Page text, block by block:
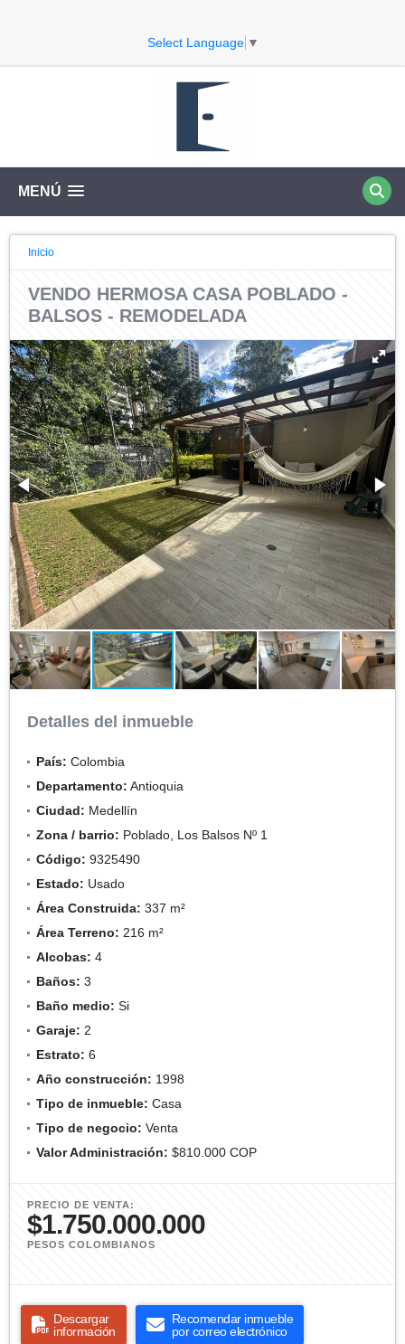
Select Language ▼
MENÚ
Inicio
VENDO HERMOSA CASA POBLADO -
BALSOS - REMODELADA
Detalles del inmueble
País: Colombia
Departamento: Antioquia
Ciudad: Medellín
Zona / barrio: Poblado, Los Balsos Nº 1
Código: 9325490
Estado: Usado
Área Construida: 337 m²
Área Terreno: 216 m²
Alcobas: 4
Baños: 3
Baño medio: Si
Garaje: 2
Estrato: 6
Año construcción: 1998
Tipo de inmueble: Casa
Tipo de negocio: Venta
Valor Administración: $810.000 COP
PRECIO DE VENTA:
$1.750.000.000
PESOS COLOMBIANOS
Descargar
información
Recomendar inmueble
por correo electrónico